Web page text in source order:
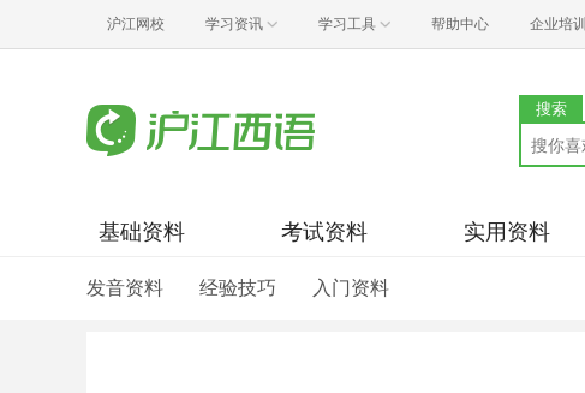
沪江网校 学习资讯 学习工具 帮助中心 企业培训
搜索
基础资料 考试资料 实用资料
发音资料 经验技巧 入门资料